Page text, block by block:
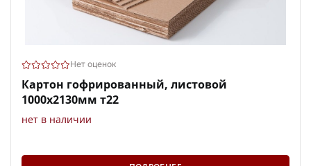
Нет оценок
Картон гофрированный, листовой
1000х2130мм т22
нет в наличии